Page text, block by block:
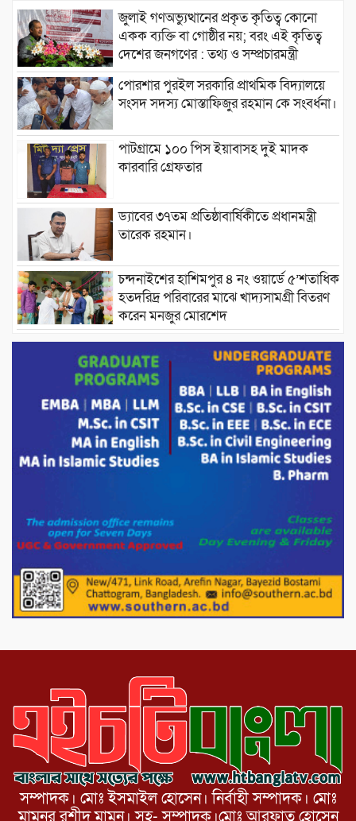
জুলাই গণঅভ্যুত্থানের প্রকৃত কৃতিত্ব কোনো
একক ব্যক্তি বা গোষ্ঠীর নয়; বরং এই কৃতিত্ব
দেশের জনগণের : তথ্য ও সম্প্রচারমন্ত্রী
পোরশার পুরইল সরকারি প্রাথমিক বিদ্যালয়ে
সংসদ সদস্য মোস্তাফিজুর রহমান কে সংবর্ধনা।
পাটগ্রামে ১০০ পিস ইয়াবাসহ দুই মাদক
কারবারি গ্রেফতার
ড্যাবের ৩৭তম প্রতিষ্ঠাবার্ষিকীতে প্রধানমন্ত্রী
তারেক রহমান।
চন্দনাইশের হাশিমপুর ৪ নং ওয়ার্ডে ৫’শতাধিক
হতদরিদ্র পরিবারের মাঝে খাদ্যসামগ্রী বিতরণ
করেন মনজুর মোরশেদ
পরিবেশ রক্ষায় পাটগ্রামে ইহসান ইয়ুথ
সার্কেলের বৃক্ষরোপণ
মিরপুর-১১ নম্বরে দুর্বৃত্তদের গুলিতে বিএনপি
নেতা গুরুতর আহত
পাটগ্রামে চিকিৎসা সেবায় বীর মুক্তিযোদ্ধা দবির
পাটগ্রামের দহগ্রাম ইউনিয়নের প্রধান সড়ক
ভেঙ্গে যোগাযোগ বিছিন্ন
অস্ট্রেলিয়া একাদশের বিপক্ষে ব্যাটিং ধসের
দিনে মিরাজের অপরাজিত সেঞ্চুরি
সম্পাদক। মোঃ ইসমাইল হোসেন। নির্বাহী সম্পাদক। মোঃ